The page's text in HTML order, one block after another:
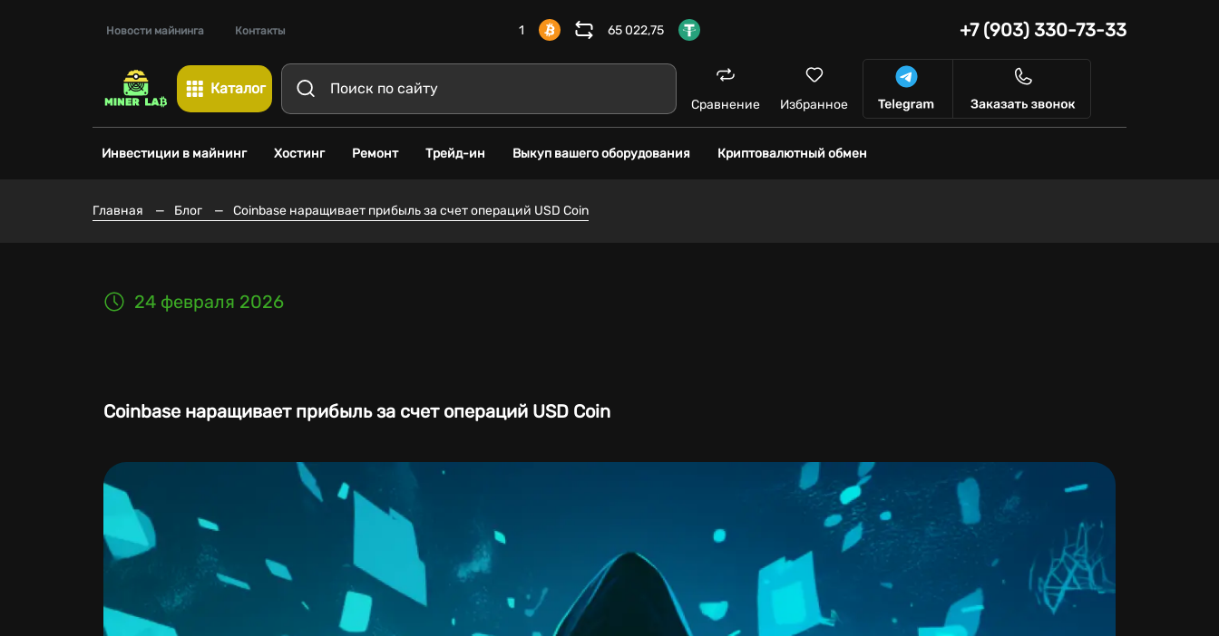
Новости майнинга Контакты 1 65 022,75 +7 (903) 330-73-33
Каталог
Сравнение Избранное
Инвестиции в майнинг Хостинг Ремонт Трейд-ин Выкуп вашего оборудования Криптовалютный обмен
Главная — Блог — Coinbase наращивает прибыль за счет операций USD Coin
24 февраля 2026
Coinbase наращивает прибыль за счет операций USD Coin